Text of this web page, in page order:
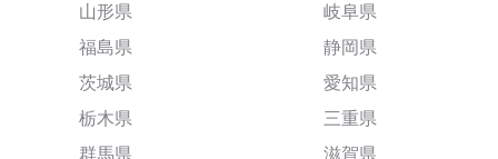
山形県
福島県
茨城県
栃木県
群馬県
岐阜県
静岡県
愛知県
三重県
滋賀県